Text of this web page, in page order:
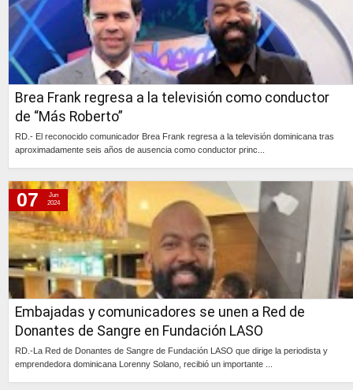
Brea Frank regresa a la televisión como conductor
de “Más Roberto”
RD.- El reconocido comunicador Brea Frank regresa a la televisión dominicana tras
aproximadamente seis años de ausencia como conductor princ...
Embajadas y comunicadores se unen a Red de
Donantes de Sangre en Fundación LASO
RD.-La Red de Donantes de Sangre de Fundación LASO que dirige la periodista y
emprendedora dominicana Lorenny Solano, recibió un importante ...
07
Jun
2024
martes, 7 de junio de 2016
viernes, 30 de agosto de 2013
martes, 9 de octubre de 2012
miércoles, 14 de diciembre de 2011
miércoles, 7 de diciembre de 2011